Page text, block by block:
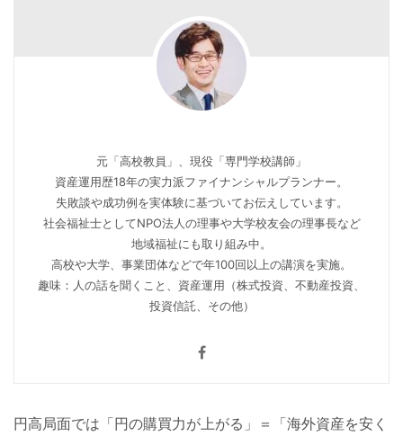
元「高校教員」、現役「専門学校講師」
資産運用歴18年の実力派ファイナンシャルプランナー。
失敗談や成功例を実体験に基づいてお伝えしています。
社会福祉士としてNPO法人の理事や大学校友会の理事長など
地域福祉にも取り組み中。
高校や大学、事業団体などで年100回以上の講演を実施。
趣味：人の話を聞くこと、資産運用（株式投資、不動産投資、
投資信託、その他）
円高局面では「円の購買力が上がる」＝「海外資産を安く